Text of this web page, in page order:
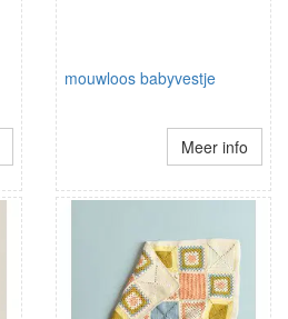
mouwloos babyvestje
Meer info